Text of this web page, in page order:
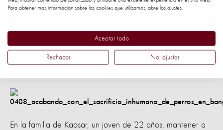
este fuerte. Y aunque Raja puede estar dentro de la casa,
pesar de ser un cachorro el sabe como cuidar de su hogar
y ladrar ante extraños que se avecinan.
En la familia de Kaosar, un joven de 22 años, mantener a
Para obtener más información sobre las cookies que utilizamos, abre los ajustes.
Aceptar todo
Rechazar No, ajustar